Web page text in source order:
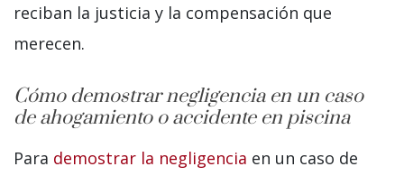
reciban la justicia y la compensación que
merecen.
Cómo demostrar negligencia en un caso
de ahogamiento o accidente en piscina
Para demostrar la negligencia en un caso de